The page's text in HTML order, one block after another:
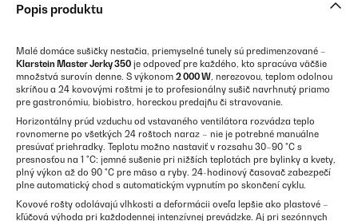
Popis produktu
Malé domáce sušičky nestačia, priemyselné tunely sú predimenzované –
Klarstein Master Jerky 350 je odpoveď pre každého, kto spracúva väčšie
množstvá surovín denne. S výkonom 2 000 W, nerezovou, teplom odolnou
skríňou a 24 kovovými roštmi je to profesionálny sušič navrhnutý priamo
pre gastronómiu, biobistro, horeckou predajňu či stravovanie.
Horizontálny prúd vzduchu od vstavaného ventilátora rozvádza teplo
rovnomerne po všetkých 24 roštoch naraz – nie je potrebné manuálne
presúvať priehradky. Teplotu možno nastaviť v rozsahu 30–90 °C s
presnosťou na 1 °C: jemné sušenie pri nižších teplotách pre bylinky a kvety,
plný výkon až do 90 °C pre mäso a ryby. 24-hodinový časovač zabezpečí
plne automatický chod s automatickým vypnutím po skončení cyklu.
Kovové rošty odolávajú vlhkosti a deformácii oveľa lepšie ako plastové –
kľúčová výhoda pri každodennej intenzívnej prevádzke. Aj pri sezónnych